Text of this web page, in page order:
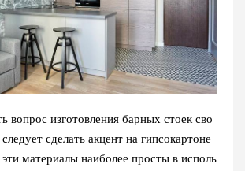
вопрос изготовления барных стоек сво
сделать акцент на гипсокартоне
материалы наиболее просты в исполь